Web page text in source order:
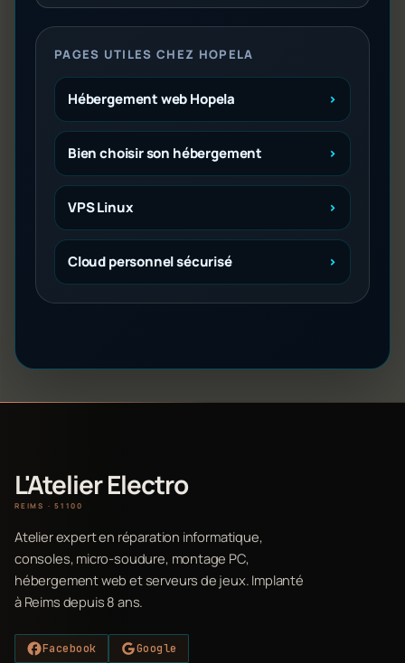
PAGES UTILES CHEZ HOPELA
Hébergement web Hopela
Bien choisir son hébergement
VPS Linux
Cloud personnel sécurisé
L'Atelier Electro
REIMS · 51100
Atelier expert en réparation informatique,
consoles, micro-soudure, montage PC,
hébergement web et serveurs de jeux. Implanté
à Reims depuis 8 ans.
Facebook Google